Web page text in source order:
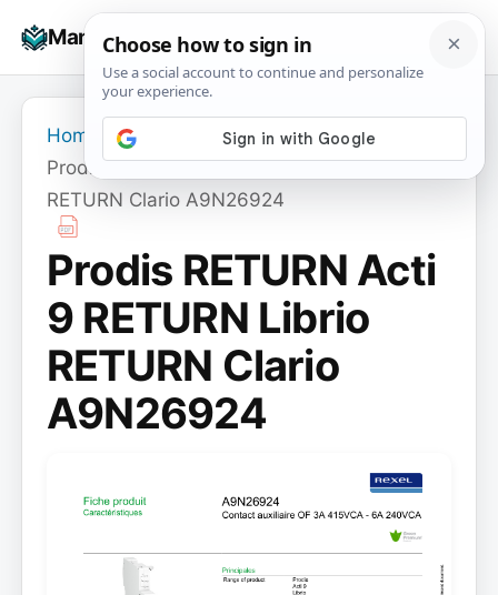
Manuals+
☰
Home
Prodis RETURN Acti 9 RETURN Librio
RETURN Clario A9N26924
Prodis RETURN Acti
9 RETURN Librio
RETURN Clario
A9N26924